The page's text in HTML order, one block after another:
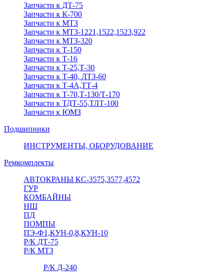
Запчасти к ДТ-75
Запчасти к К-700
Запчасти к МТЗ
Запчасти к МТЗ-1221,1522,1523,922
Запчасти к МТЗ-320
Запчасти к Т-150
Запчасти к Т-16
Запчасти к Т-25,Т-30
Запчасти к Т-40, ЛТЗ-60
Запчасти к Т-4А,ТТ-4
Запчасти к Т-70,Т-130/Т-170
Запчасти к ТДТ-55,ТЛТ-100
Запчасти к ЮМЗ
Подшипники
ИНСТРУМЕНТЫ, ОБОРУДОВАНИЕ
Ремкомплекты
АВТОКРАНЫ КС-3575,3577,4572
ГУР
КОМБАЙНЫ
НШ
ПД
ПОМПЫ
ПЭ-Ф1,КУН-0,8,КУН-10
Р/К ДТ-75
Р/К МТЗ
Р/К Д-240